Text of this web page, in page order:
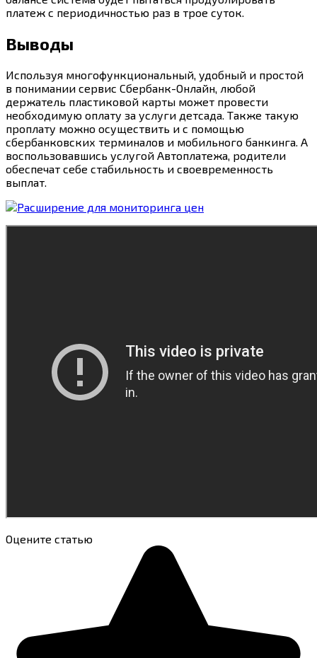
платеж с периодичностью раз в трое суток.
Выводы
Используя многофункциональный, удобный и простой
в понимании сервис Сбербанк-Онлайн, любой
держатель пластиковой карты может провести
необходимую оплату за услуги детсада. Также такую
проплату можно осуществить и с помощью
сбербанковских терминалов и мобильного банкинга. А
воспользовавшись услугой Автоплатежа, родители
обеспечат себе стабильность и своевременность
выплат.
Оцените статью